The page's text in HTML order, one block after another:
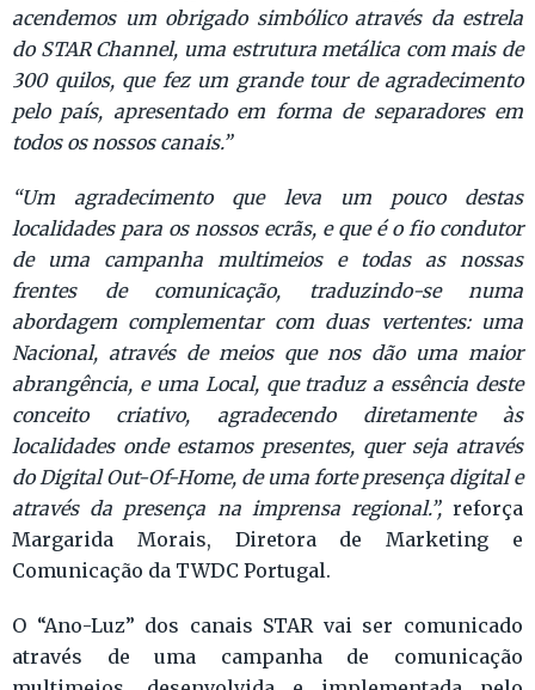
acendemos um obrigado simbólico através da estrela
do STAR Channel, uma estrutura metálica com mais de
300 quilos, que fez um grande tour de agradecimento
pelo país, apresentado em forma de separadores em
todos os nossos canais.”
“Um agradecimento que leva um pouco destas
localidades para os nossos ecrãs, e que é o fio condutor
de uma campanha multimeios e todas as nossas
frentes de comunicação, traduzindo-se numa
abordagem complementar com duas vertentes: uma
Nacional, através de meios que nos dão uma maior
abrangência, e uma Local, que traduz a essência deste
conceito criativo, agradecendo diretamente às
localidades onde estamos presentes, quer seja através
do Digital Out-Of-Home, de uma forte presença digital e
através da presença na imprensa regional.”,reforça
Margarida Morais, Diretora de Marketing e
Comunicação da TWDC Portugal.
O “Ano-Luz” dos canais STAR vai ser comunicado
através de uma campanha de comunicação